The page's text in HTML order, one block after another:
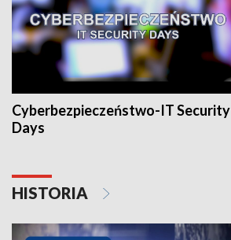
Cyberbezpieczeństwo-IT Security
Days
HISTORIA